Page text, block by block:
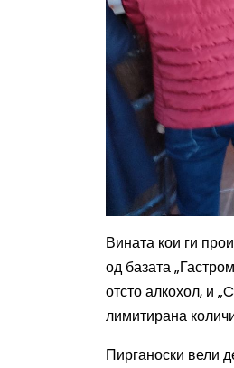
Вината кои ги
од базата
отсто алкохол, и „
лимитирана
Пирганоски вели